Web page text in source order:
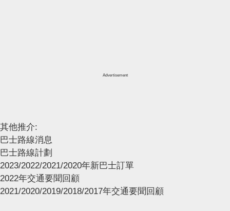
Advertisement
其他推介:
巴士路線消息
巴士路線計劃
2023/2022/2021/2020年新巴士訂單
2022年交通要聞回顧
2021/2020/2019/2018/2017年交通要聞回顧